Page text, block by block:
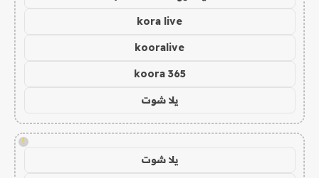
kora live
kooralive
koora 365
يلا شوت
!
يلا شوت